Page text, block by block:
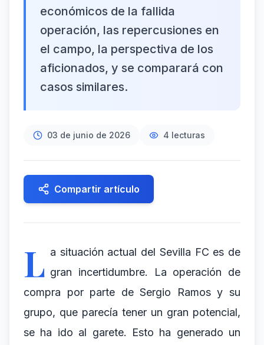
económicos de la fallida
operación, las repercusiones en
el campo, la perspectiva de los
aficionados, y se comparará con
casos similares.
03 de junio de 2026 4 lecturas
Compartir artículo
L a situación actual del Sevilla FC es de
gran incertidumbre. La operación de
compra por parte de Sergio Ramos y su
grupo, que parecía tener un gran potencial,
se ha ido al garete. Esto ha generado un